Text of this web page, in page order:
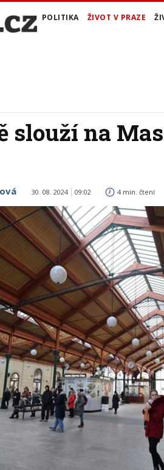
POLITIKA ŽIVOT V PRAZE
slouží na
30. 08. 2024 09:02 4 min. čtení